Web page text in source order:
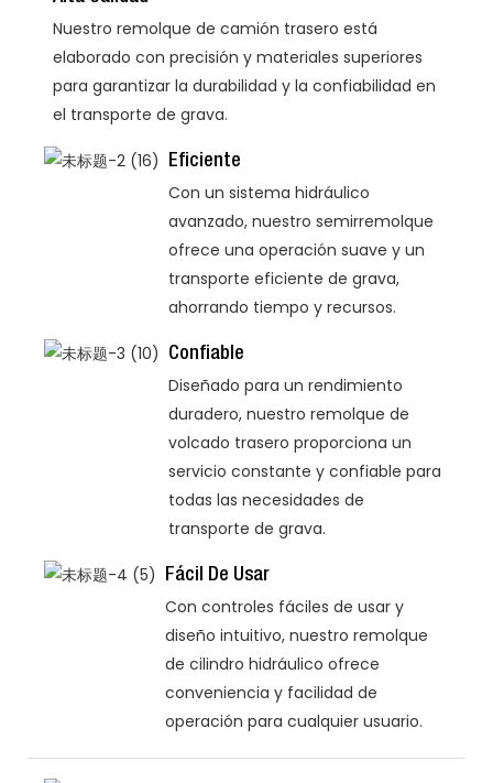
Nuestro remolque de camión trasero está
elaborado con precisión y materiales superiores
para garantizar la durabilidad y la confiabilidad en
el transporte de grava.
Eficiente
Con un sistema hidráulico
avanzado, nuestro semirremolque
ofrece una operación suave y un
transporte eficiente de grava,
ahorrando tiempo y recursos.
Confiable
Diseñado para un rendimiento
duradero, nuestro remolque de
volcado trasero proporciona un
servicio constante y confiable para
todas las necesidades de
transporte de grava.
Fácil De Usar
Con controles fáciles de usar y
diseño intuitivo, nuestro remolque
de cilindro hidráulico ofrece
conveniencia y facilidad de
operación para cualquier usuario.